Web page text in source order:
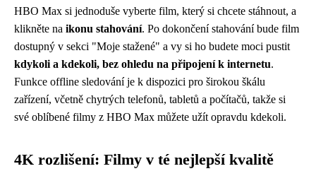
HBO Max si jednoduše vyberte film, který si chcete stáhnout, a
klikněte na ikonu stahování. Po dokončení stahování bude film
dostupný v sekci "Moje stažené" a vy si ho budete moci pustit
kdykoli a kdekoli, bez ohledu na připojení k internetu.
Funkce offline sledování je k dispozici pro širokou škálu
zařízení, včetně chytrých telefonů, tabletů a počítačů, takže si
své oblíbené filmy z HBO Max můžete užít opravdu kdekoli.
4K rozlišení: Filmy v té nejlepší kvalitě